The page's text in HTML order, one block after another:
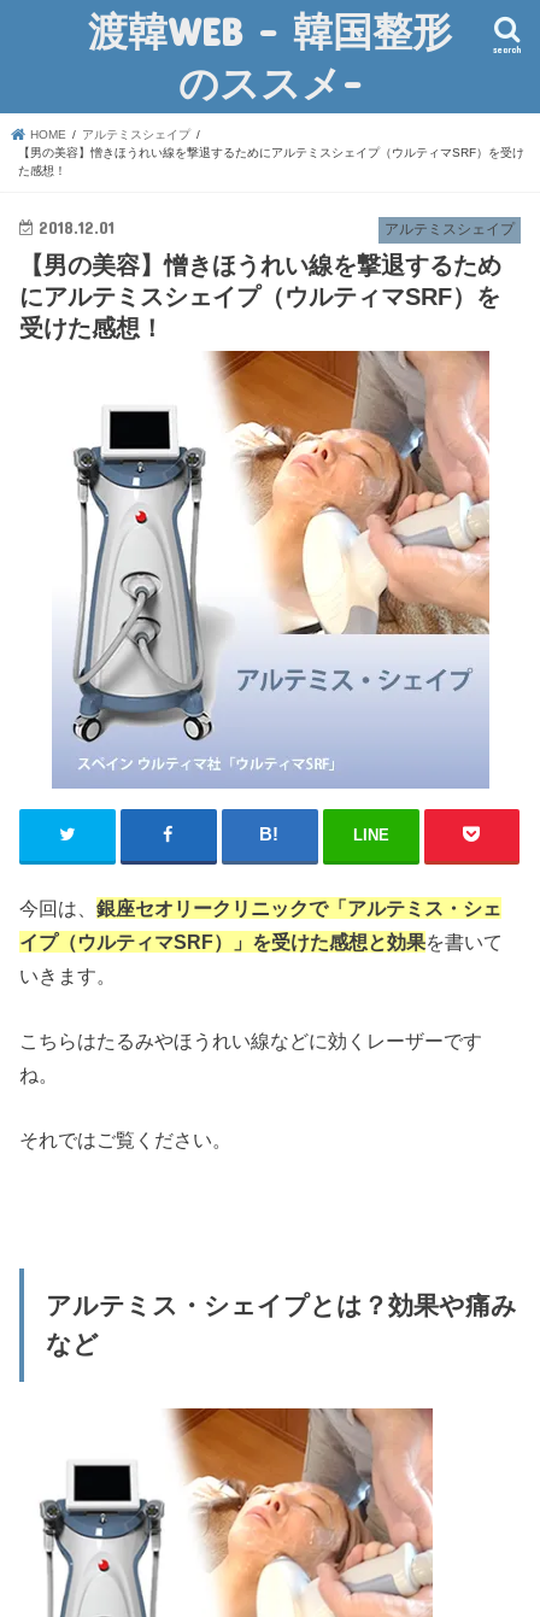
渡韓WEB – 韓国整形
のススメ-
search
HOME
アルテミスシェイプ
【男の美容】憎きほうれい線を撃退するためにアルテミスシェイプ（ウルティマSRF）を受け
た感想！
アルテミスシェイプ
2018.12.01
【男の美容】憎きほうれい線を撃退するため
にアルテミスシェイプ（ウルティマSRF）を
受けた感想！
LINE
今回は、銀座セオリークリニックで「アルテミス・シェ
イプ（ウルティマSRF）」を受けた感想と効果を書いて
いきます。
こちらはたるみやほうれい線などに効くレーザーです
ね。
それではご覧ください。
アルテミス・シェイプとは？効果や痛み
など